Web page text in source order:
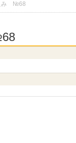
み №68